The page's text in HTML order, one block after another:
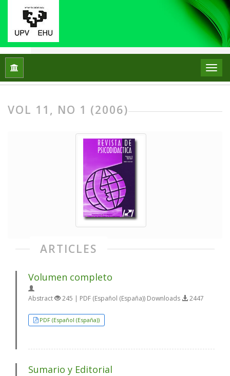
Home
VOL 11, NO 1 (2006)
ARTICLES
Volumen completo
Abstract 245 | PDF (Español (España)) Downloads 2447
PDF (Español (España))
Sumario y Editorial